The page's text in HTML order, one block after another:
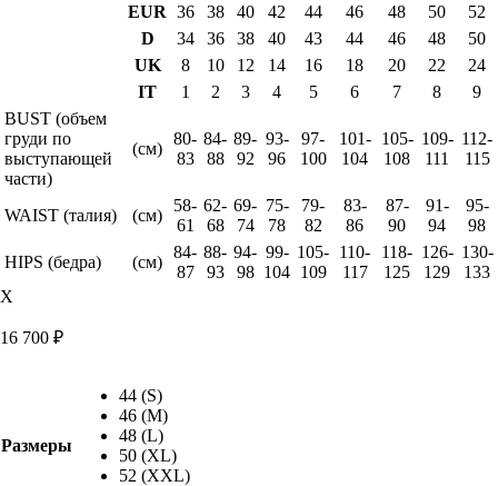
EUR 36 38 40 42 44 46 48 50
52
D
34 36 38 40 43 44 46 48
50
UK
8 10 12 14 16 18 20 22
24
IT
1 2 3 4 5 6 7 8
9
BUST (объем
груди по
выступающей
части)
(см)
80-
83
84-
88
89-
92
93-
96
97-
100
101-
104
105-
108
109-
111
112-
115
WAIST (талия) (см)
58-
61
62-
68
69-
74
75-
78
79-
82
83-
86
87-
90
91-
94
95-
98
HIPS (бедра)
(см)
84-
87
88-
93
94-
98
99-
104
105-
109
110-
117
118-
125
126-
129
130-
133
X
16 700 ₽
Размеры
44 (S)
46 (M)
48 (L)
50 (XL)
52 (XXL)